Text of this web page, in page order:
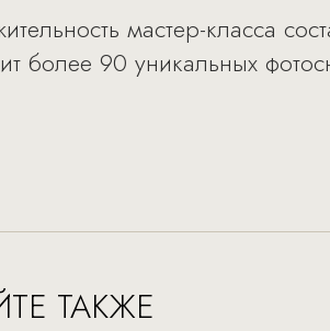
мастер-класса
более 90 уникальных
ТАКЖЕ